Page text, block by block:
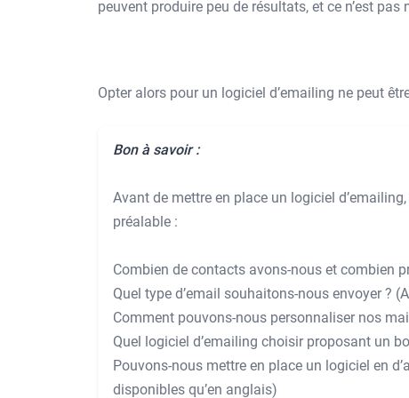
peuvent produire peu de résultats, et ce n’est pas
Opter alors pour un logiciel d’emailing ne peut
Bon à savoir :
Avant de mettre en place un logiciel
préalable :
Combien de contacts avons-nous et combien
Quel type d’email souhaitons-nous envoyer ?
Comment pouvons-nous personnaliser nos
Quel logiciel d’emailing choisir proposant un
Pouvons-nous mettre en place un logiciel en
disponibles qu’en anglais)